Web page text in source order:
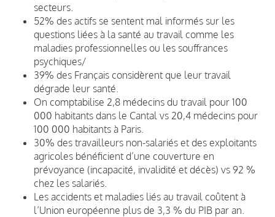
secteurs.
52% des actifs se sentent mal informés sur les
questions liées à la santé au travail comme les
maladies professionnelles ou les souffrances
psychiques/
39% des Français considèrent que leur travail
dégrade leur santé.
On comptabilise 2,8 médecins du travail pour 100
000 habitants dans le Cantal vs 20,4 médecins pour
100 000 habitants à Paris.
30% des travailleurs non-salariés et des exploitants
agricoles bénéficient d’une couverture en
prévoyance (incapacité, invalidité et décès) vs 92 %
chez les salariés.
Les accidents et maladies liés au travail coûtent à
l’Union européenne plus de 3,3 % du PIB par an.